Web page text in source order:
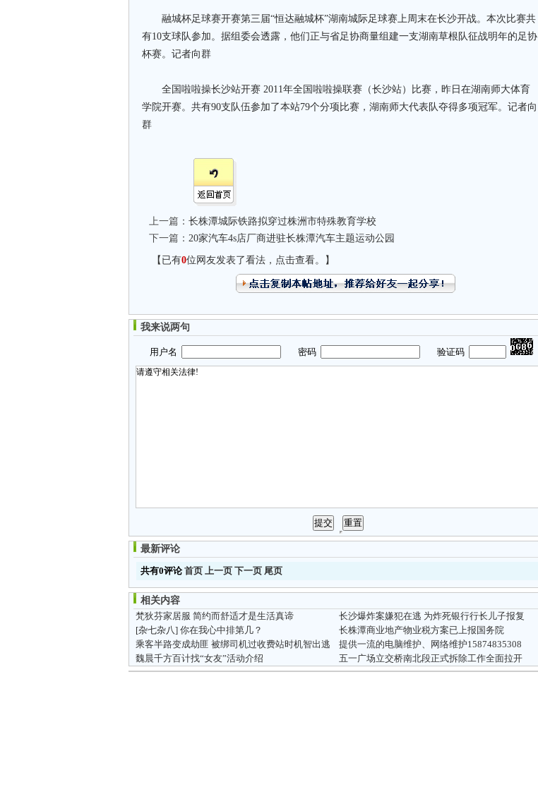
融城杯足球赛开赛第三届“恒达融城杯”湖南城际足球赛上周末在长沙开战。本次比赛共
有10支球队参加。据组委会透露，他们正与省足协商量组建一支湖南草根队征战明年的足协
杯赛。记者向群
全国啦啦操长沙站开赛 2011年全国啦啦操联赛（长沙站）比赛，昨日在湖南师大体育
学院开赛。共有90支队伍参加了本站79个分项比赛，湖南师大代表队夺得多项冠军。记者向
群
上一篇： 长株潭城际铁路拟穿过株洲市特殊教育学校
下一篇： 20家汽车4s店厂商进驻长株潭汽车主题运动公园
【已有0位网友发表了看法，点击查看。】
我来说两句
用户名 密码 验证码
最新评论
共有0评论首页 上一页 下一页 尾页
相关内容
梵狄芬家居服 简约而舒适才是生活真谛
长沙爆炸案嫌犯在逃 为炸死银行行长儿子报复
[杂七杂八] 你在我心中排第几？
长株潭商业地产物业税方案已上报国务院
乘客半路变成劫匪 被绑司机过收费站时机智出逃
提供一流的电脑维护、网络维护15874835308
魏晨千方百计找“女友”活动介绍
五一广场立交桥南北段正式拆除工作全面拉开